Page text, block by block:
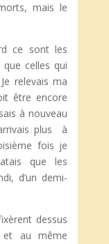
mais le
ce sont les
celles qui
relevais ma
être encore
à nouveau
plus à
fois je
que les
d’un demi-
dessus
et au même